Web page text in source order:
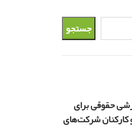
جستجو
حقوقی برای
کارکنان شرکت‌های